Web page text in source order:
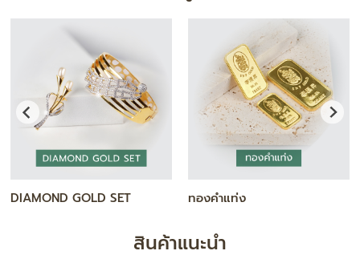
สร้อยคอ กำไล / สร้อยข้อมือ
สินค้าแนะนำ